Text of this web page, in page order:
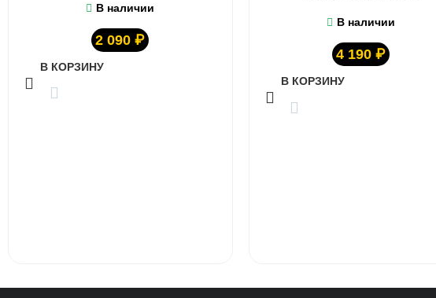
В наличии
2 090₽
В КОРЗИНУ
В наличии
4 190 ₽
В КОРЗИНУ